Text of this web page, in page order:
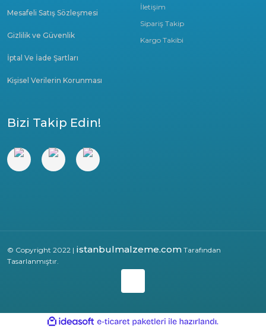
İletişim
Sipariş Takip
Kargo Takibi
Mesafeli Satış Sözleşmesi
Gizlilik ve Güvenlik
İptal Ve İade Şartları
Kişisel Verilerin Korunması
Bizi Takip Edin!
© Copyright 2022 | istanbulmalzeme.com Tarafından
Tasarlanmıştır.
ideasoft
e-